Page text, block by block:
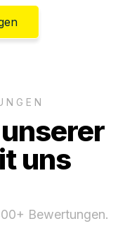
uns
Bewertungen.